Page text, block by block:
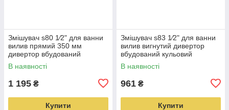
Змішувач s80 1⁄2" для ванни
вилив прямий 350 мм
дивертор вбудований
кульовий AQUATICA
(9780230)
В наявності
1 195 ₴
Купити
Змішувач s83 1⁄2" для ванни
вилив вигнутий дивертор
вбудований кульовий
AQUATICA (9783220)
В наявності
961 ₴
Купити